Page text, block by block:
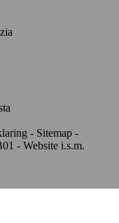
- Sitemap -
- Website i.s.m.